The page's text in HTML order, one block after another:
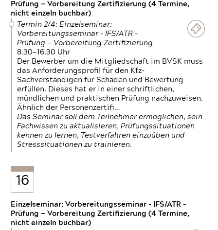
Prüfung — Vorbereitung Zertifizierung (4 Termine,
nicht einzeln buchbar)
Termin 2/4: Einzelseminar:
Vorbereitungsseminar - IFS/ATR -
Prüfung — Vorbereitung Zertifizierung
8.30—16.30 Uhr
Der Bewerber um die Mitgliedschaft im BVSK muss
das Anforderungsprofil für den Kfz-
Sachverständigen für Schäden und Bewertung
erfüllen. Dieses hat er in einer schriftlichen,
mündlichen und praktischen Prüfung nachzuweisen.
Ähnlich der Personenzertifi…
Das Seminar soll dem Teilnehmer ermöglichen, sein
Fachwissen zu aktualisieren, Prüfungssituationen
kennen zu lernen, Testverfahren einzuüben und
Stresssituationen zu trainieren.
16
Einzelseminar: Vorbereitungsseminar - IFS/ATR -
Prüfung — Vorbereitung Zertifizierung (4 Termine,
nicht einzeln buchbar)